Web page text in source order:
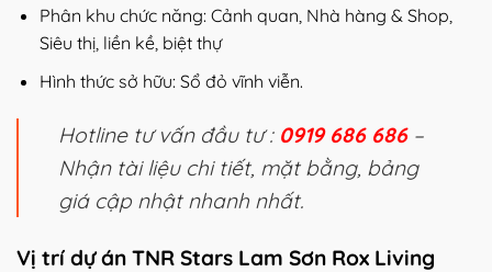
Phân khu chức năng: Cảnh quan, Nhà hàng & Shop,
Siêu thị, liền kề, biệt thự
Hình thức sở hữu: Sổ đỏ vĩnh viễn.
Hotline tư vấn đầu tư : 0919 686 686–
Nhận tài liệu chi tiết, mặt bằng, bảng
giá cập nhật nhanh nhất.
Vị trí dự án TNR Stars Lam Sơn Rox Living